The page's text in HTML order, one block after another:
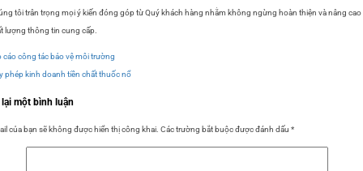
tôi trân trọng mọi ý kiến đóng góp từ Quý khách hàng nhằm không ngừng hoàn thiện và nâng cao
lượng thông tin cung cấp.
cáo công tác bảo vệ môi trường
phép kinh doanh tiền chất thuốc nổ
một bình luận
của bạn sẽ không được hiển thị công khai. Các trường bắt buộc được đánh dấu *